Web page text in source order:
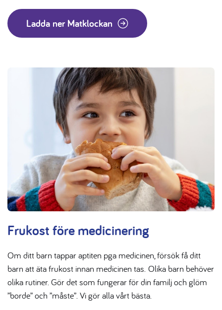
Ladda ner Matklockan
Frukost före medicinering
Om ditt barn tappar aptiten pga medicinen, försök få ditt
barn att äta frukost innan medicinen tas. Olika barn behöver
olika rutiner. Gör det som fungerar för din familj och glöm
”borde” och ”måste”. Vi gör alla vårt bästa.